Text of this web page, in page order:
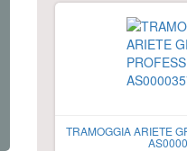
TRAMOGGIA ARIETE